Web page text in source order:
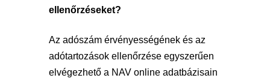
ellenőrzéseket?
Az adószám érvényességének és az
adótartozások ellenőrzése egyszerűen
elvégezhető a NAV online adatbázisain